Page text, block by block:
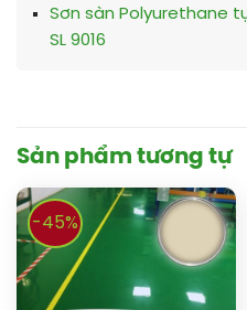
Sơn sàn Polyurethane tự
SL 9016
Sản phẩm tương tự
-45%